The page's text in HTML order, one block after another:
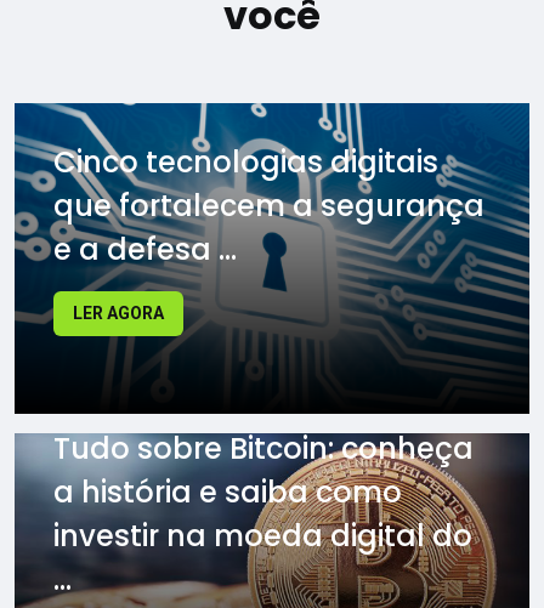
você
Cinco tecnologias digitais
que fortalecem a segurança
e a defesa ...
LER AGORA
Tudo sobre Bitcoin: conheça
a história e saiba como
investir na moeda digital do
...